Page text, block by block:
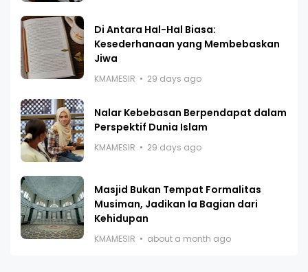
Di Antara Hal-Hal Biasa:
Kesederhanaan yang Membebaskan
Jiwa
KMAMESIR 29 days ago
Nalar Kebebasan Berpendapat dalam
Perspektif Dunia Islam
KMAMESIR 29 days ago
Masjid Bukan Tempat Formalitas
Musiman, Jadikan Ia Bagian dari
Kehidupan
KMAMESIR about a month ago